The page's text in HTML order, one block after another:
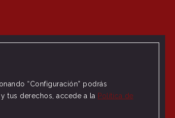
“Configuración” podrás
tus derechos, accede a la Política de